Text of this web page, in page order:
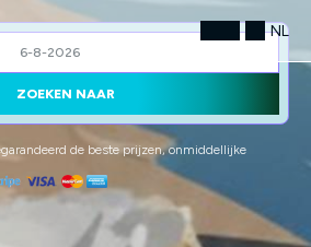
NL
ZOEKEN NAAR
de beste prijzen, onmiddellijke